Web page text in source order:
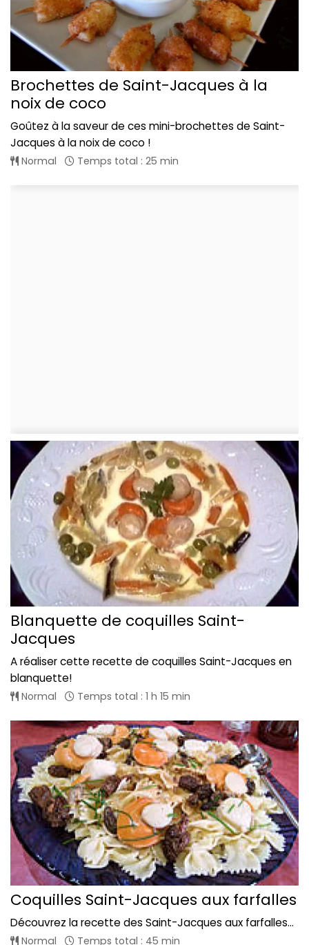
Brochettes de Saint-Jacques à la
noix de coco
Goûtez à la saveur de ces mini-brochettes de Saint-
Jacques à la noix de coco !
Normal Temps total : 25 min
Blanquette de coquilles Saint-
Jacques
A réaliser cette recette de coquilles Saint-Jacques en
blanquette!
Normal Temps total : 1 h 15 min
Coquilles Saint-Jacques aux farfalles
Découvrez la recette des Saint-Jacques aux farfalles...
Normal Temps total : 45 min